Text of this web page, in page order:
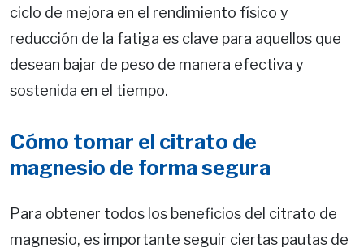
ciclo de mejora en el rendimiento físico y
reducción de la fatiga es clave para aquellos que
desean bajar de peso de manera efectiva y
sostenida en el tiempo.
Cómo tomar el citrato de
magnesio de forma segura
Para obtener todos los beneficios del citrato de
magnesio, es importante seguir ciertas pautas de